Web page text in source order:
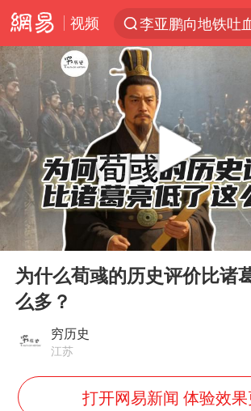
视频
服务提质，内需
官方通报传销头
米兰1-1国米
台风白海豚或在
因凡蒂诺首次公
《Monica》填词
Play
00:00
为什么荀彧的历史评价比诸
么多？
穷历史
江苏
打开网易新闻 体验效